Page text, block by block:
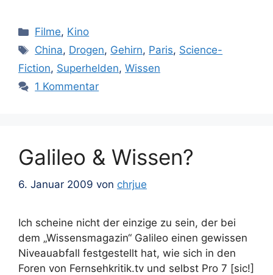
Kategorien
Filme, Kino
Schlagwörter
China, Drogen, Gehirn, Paris, Science-
Fiction, Superhelden, Wissen
1 Kommentar
Galileo & Wissen?
6. Januar 2009 von chrjue
Ich scheine nicht der einzige zu sein, der bei
dem „Wissensmagazin“ Galileo einen gewissen
Niveauabfall festgestellt hat, wie sich in den
Foren von Fernsehkritik.tv und selbst Pro 7 [sic!]